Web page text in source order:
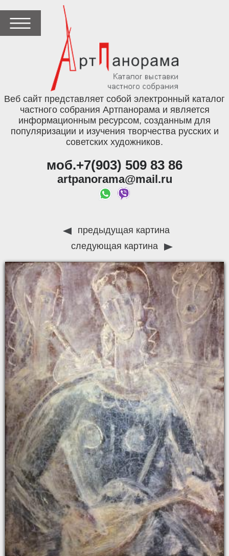
Веб сайт представляет собой электронный каталог
частного собрания Артпанорама и является
информационным ресурсом, созданным для
популяризации и изучения творчества русских и
советских художников.
моб.+7(903) 509 83 86
artpanorama@mail.ru
предыдущая картина
следующая картина